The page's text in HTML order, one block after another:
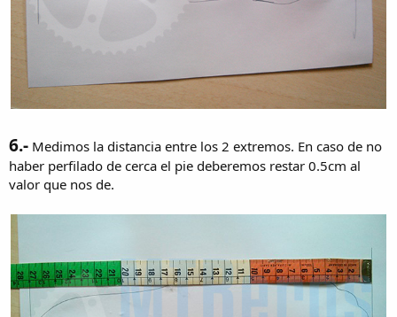
6.- Medimos la distancia entre los 2 extremos. En caso de no
haber perfilado de cerca el pie deberemos restar 0.5cm al
valor que nos de.